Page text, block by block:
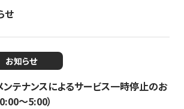
せ
お知らせ
ンテナンスによるサービス一時停止のお
〜5:00）